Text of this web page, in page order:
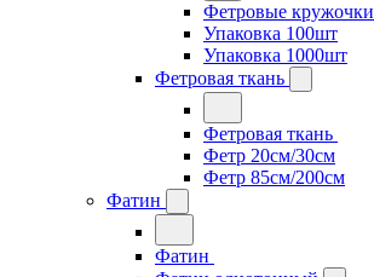
Фетровые кружочки
Упаковка 100шт
Упаковка 1000шт
Фетровая ткань
Фетровая ткань
Фетр 20см/30см
Фетр 85см/200см
Фатин
Фатин